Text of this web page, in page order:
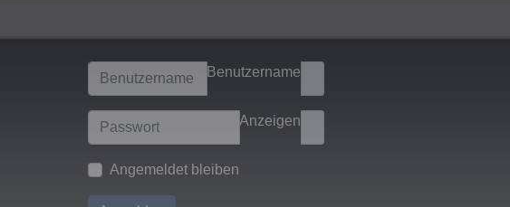
Benutzername
Anzeigen
Angemeldet bleiben